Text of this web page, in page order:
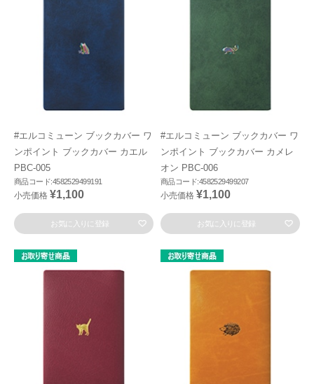
#エルコミューン ブックカバー ワ
ンポイント ブックカバー カエル
PBC-005
商品コード:4582529499191
小売価格 ¥1,100
お気に入りに登録
#エルコミューン ブックカバー ワ
ンポイント ブックカバー カメレ
オン PBC-006
商品コード:4582529499207
小売価格 ¥1,100
お気に入りに登録